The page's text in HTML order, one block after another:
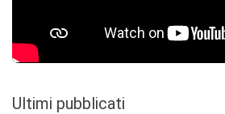
Ultimi pubblicati